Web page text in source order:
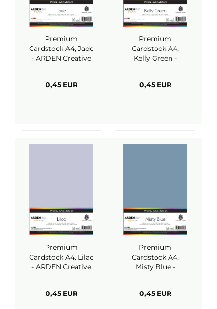
Premium
Cardstock A4, Jade
- ARDEN Creative
0,45 EUR
Premium
Cardstock A4,
Kelly Green -
0,45 EUR
Premium
Cardstock A4, Lilac
- ARDEN Creative
0,45 EUR
Premium
Cardstock A4,
Misty Blue -
0,45 EUR